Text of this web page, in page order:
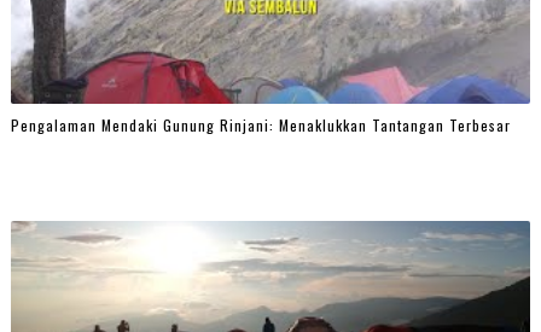
Pengalaman Mendaki Gunung Rinjani: Menaklukkan Tantangan Terbesar